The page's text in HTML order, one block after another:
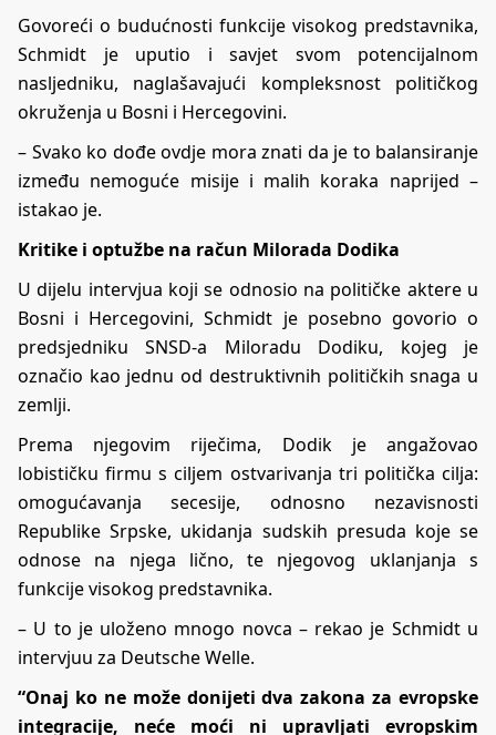
Govoreći o budućnosti funkcije visokog predstavnika,
Schmidt je uputio i savjet svom potencijalnom
nasljedniku, naglašavajući kompleksnost političkog
okruženja u Bosni i Hercegovini.
– Svako ko dođe ovdje mora znati da je to balansiranje
između nemoguće misije i malih koraka naprijed –
istakao je.
Kritike i optužbe na račun Milorada Dodika
U dijelu intervjua koji se odnosio na političke aktere u
Bosni i Hercegovini, Schmidt je posebno govorio o
predsjedniku SNSD-a Miloradu Dodiku, kojeg je
označio kao jednu od destruktivnih političkih snaga u
zemlji.
Prema njegovim riječima, Dodik je angažovao
lobističku firmu s ciljem ostvarivanja tri politička cilja:
omogućavanja secesije, odnosno nezavisnosti
Republike Srpske, ukidanja sudskih presuda koje se
odnose na njega lično, te njegovog uklanjanja s
funkcije visokog predstavnika.
– U to je uloženo mnogo novca – rekao je Schmidt u
intervjuu za Deutsche Welle.
“Onaj ko ne može donijeti dva zakona za evropske
integracije, neće moći ni upravljati evropskim